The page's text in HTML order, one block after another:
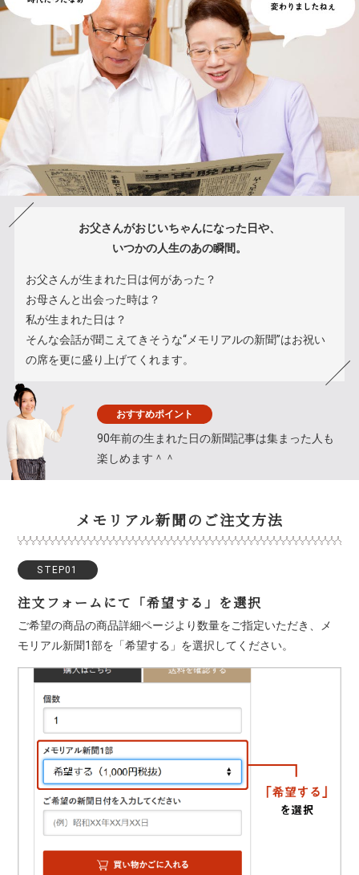
お父さんがおじいちゃんになった日や、
いつかの人生のあの瞬間。
お父さんが生まれた日は何があった？
お母さんと出会った時は？
私が生まれた日は？
そんな会話が聞こえてきそうな“メモリアルの新聞”はお祝い
の席を更に盛り上げてくれます。
おすすめポイント
90年前の生まれた日の新聞記事は集まった人も
楽しめます＾＾
メモリアル新聞のご注文方法
STEP01
注文フォームにて「希望する」を選択
ご希望の商品の商品詳細ページより数量をご指定いただき、メ
モリアル新聞1部を「希望する」を選択してください。